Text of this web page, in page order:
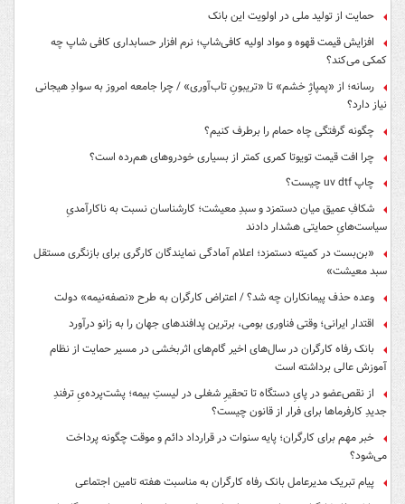
حمایت از تولید ملی در اولویت این بانک
افزایش قیمت قهوه و مواد اولیه کافی‌شاپ؛ نرم افزار حسابداری کافی شاپ چه
کمکی می‌کند؟
رسانه؛ از «پمپاژِ خشم» تا «تریبونِ تاب‌آوری» / چرا جامعه امروز به سوادِ هیجانی
نیاز دارد؟
چگونه گرفتگی چاه حمام را برطرف کنیم؟
چرا افت قیمت تویوتا کمری کمتر از بسیاری خودروهای هم‌رده است؟
چاپ uv dtf چیست؟
شکافِ عمیق میان دستمزد و سبدِ معیشت؛ کارشناسان نسبت به ناکارآمدیِ
سیاست‌هایِ حمایتی هشدار دادند
«بن‌بست در کمیته دستمزد؛ اعلام آمادگی نمایندگان کارگری برای بازنگری مستقل
سبد معیشت»
وعده حذف پیمانکاران چه شد؟ / اعتراض کارگران به طرح «نصفه‌نیمه» دولت
اقتدار ایرانی؛ وقتی فناوری بومی، برترین پدافندهای جهان را به زانو درآورد
بانک رفاه کارگران در سال‌های اخیر گام‌های اثربخشی در مسیر حمایت از نظام
آموزش عالی برداشته است
از نقص‌عضو در پایِ دستگاه تا تحقیرِ شغلی در لیستِ بیمه؛ پشت‌پرده‌یِ ترفندِ
جدیدِ کارفرماها برای فرار از قانون چیست؟
خبر مهم برای کارگران؛ پایه سنوات در قرارداد دائم و موقت چگونه پرداخت
می‌شود؟
پیام تبریک مدیرعامل بانک رفاه کارگران به مناسبت هفته تامین اجتماعی